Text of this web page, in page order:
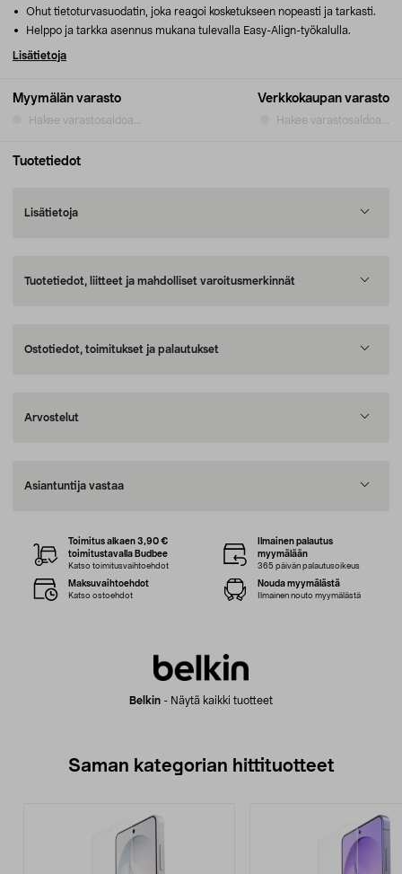
Myymälän varasto
Hakee varastosaldoa...
Verkkokaupan varasto
Hakee varastosaldoa...
Ohut tietoturvasuodatin, joka reagoi kosketukseen nopeasti ja tarkasti.
Helppo ja tarkka asennus mukana tulevalla Easy-Align-työkalulla.
Lisätietoja
Tuotetiedot
Lisätietoja
Tuotetiedot, liitteet ja mahdolliset varoitusmerkinnät
Ostotiedot, toimitukset ja palautukset
Arvostelut
Asiantuntija vastaa
Belkin - Näytä kaikki tuotteet
Toimitus alkaen 3,90 €
toimitustavalla Budbee
Katso toimitusvaihtoehdot
Ilmainen palautus
myymälään
365 päivän palautusoikeus
Maksuvaihtoehdot
Katso ostoehdot
Nouda myymälästä
Ilmainen nouto myymälästä
Saman kategorian hittituotteet